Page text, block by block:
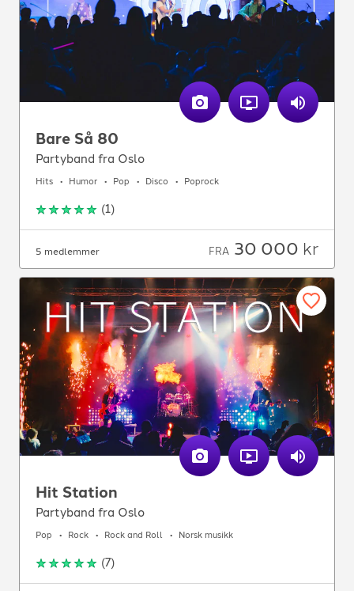
Bare Så 80
Partyband fra Oslo
Hits Humor Pop Disco Poprock
(1)
5 medlemmer FRA 30 000 kr
Hit Station
Partyband fra Oslo
Pop Rock Rock and Roll Norsk musikk
(7)